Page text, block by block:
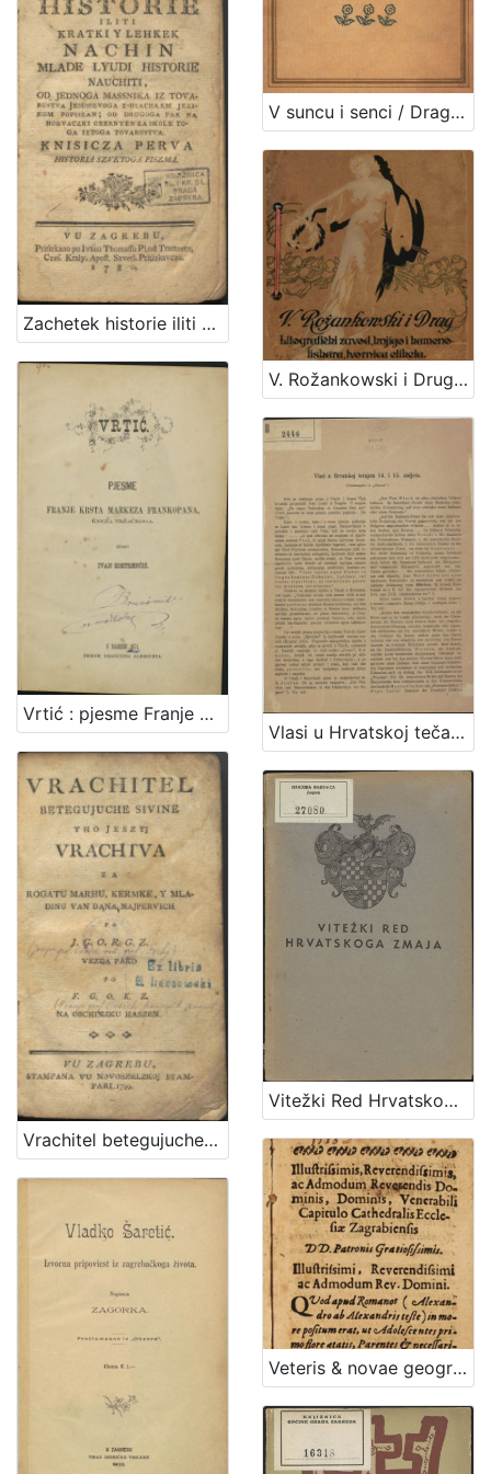
Zachetek historie iliti Kratki y lehkek nachin mlade lyudi historie nauchiti : knisicza perva : historia Szvetoga Piszma / od Jednoga Massnika iz Tovarustva Jesussevoga z-diachkem jezikom popiszan ; od drugoga pak na horvaczki obernyen za skole toga iztoga tovarustva
V suncu i senci / Dragutin M. Domjanić ; [zredila, nakinčila i z rukom na kamen napisala Olga Höcker]
Vrtić : pjesme Franje Krsta markeza Frankopana, kneza Tržačkoga / izdao Ivan Kostrenčić
V. Rožankowski i Drug : litografički zavod, knjigo i kamenotiskara, tvornica etiketa : 1898-1913
Vrachitel betegujuche sivine tho jeszt Vrachtva za rogatu marhu, kermke, y mladinu / van dana najpervich po J. G. O. R. G. Z. ; vezda pako po F. G. O. K. Z. na obchinzku haszen
Vlasi u Hrvatskoj tečajem 14. i 15. stoljeća / [Vjekoslav Klaić]
Vitežki Red Hrvatskoga Zmaja
Veteris & novae geographiae compendiosa congeries. Seu Compendiosa expositio geographica Europae, Asiae, Africae, Americaeque tipo data, dum in almo caesareo Societatis Jesu Gymnasio Zagrabiensi mense Augusto, die Theses ex Universa Philosophia defenderet ... Andreas Svehar Croata Petriniensis / Praeside r.p. Jacobo Peiaczevich e Soc. Jesu aa. ll. & Philosophiae Professore